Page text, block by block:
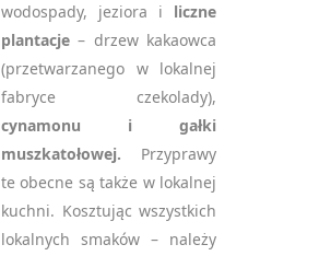
wodospady, jeziora i liczne
plantacje – drzew kakaowca
(przetwarzanego w lokalnej
fabryce czekolady),
cynamonu i gałki
muszkatołowej. Przyprawy
te obecne są także w lokalnej
kuchni. Kosztując wszystkich
lokalnych smaków – należy